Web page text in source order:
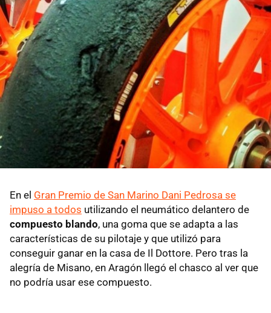
En el Gran Premio de San Marino Dani Pedrosa se
impuso a todos utilizando el neumático delantero de
compuesto blando, una goma que se adapta a las
características de su pilotaje y que utilizó para
conseguir ganar en la casa de Il Dottore. Pero tras la
alegría de Misano, en Aragón llegó el chasco al ver que
no podría usar ese compuesto.